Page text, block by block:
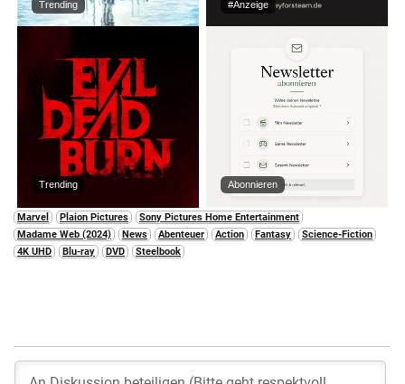
Trending #Anzeige
Trending Abonnieren
Marvel Plaion Pictures
Sony Pictures Home Entertainment
Madame Web (2024)
News Abenteuer Action Fantasy
Science-Fiction
4K UHD
Blu-ray DVD Steelbook